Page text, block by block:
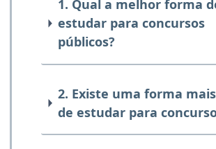
1. Qual a melhor forma
estudar para concursos
públicos?
2. Existe uma forma
de estudar para